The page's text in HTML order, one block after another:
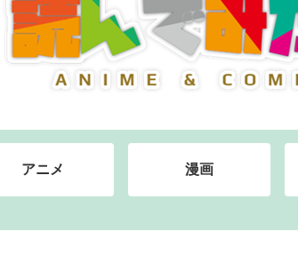
アニメ 漫画